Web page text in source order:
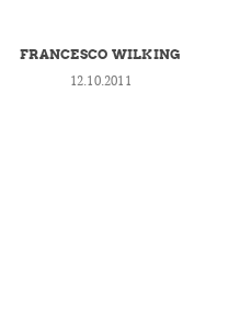
FRANCESCO WILKING
12.10.2011